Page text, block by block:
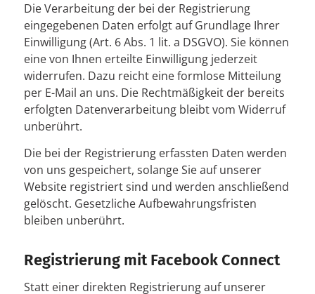
Die Verarbeitung der bei der Registrierung
eingegebenen Daten erfolgt auf Grundlage Ihrer
Einwilligung (Art. 6 Abs. 1 lit. a DSGVO). Sie können
eine von Ihnen erteilte Einwilligung jederzeit
widerrufen. Dazu reicht eine formlose Mitteilung
per E-Mail an uns. Die Rechtmäßigkeit der bereits
erfolgten Datenverarbeitung bleibt vom Widerruf
unberührt.
Die bei der Registrierung erfassten Daten werden
von uns gespeichert, solange Sie auf unserer
Website registriert sind und werden anschließend
gelöscht. Gesetzliche Aufbewahrungsfristen
bleiben unberührt.
Registrierung mit Facebook Connect
Statt einer direkten Registrierung auf unserer